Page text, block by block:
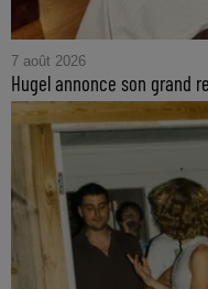
7 août 2026
Hugel annonce son grand